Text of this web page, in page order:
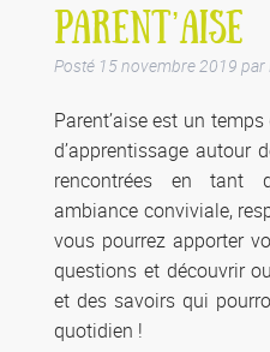
PARENT’AISE
Posté 15 novembre 2019 par
Parent’aise est un
d’apprentissage autour
rencontrées en tant
ambiance conviviale,
vous pourrez apporter
questions et découvrir
et des savoirs qui
quotidien !